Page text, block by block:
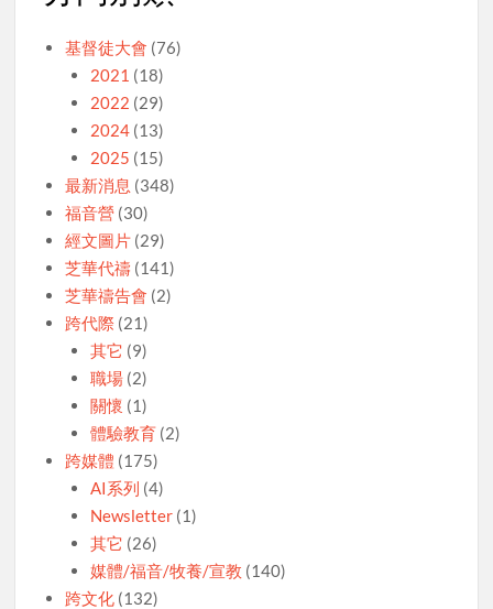
基督徒大會 (76)
2021 (18)
2022 (29)
2024(13)
2025 (15)
最新消息 (348)
福音營 (30)
經文圖片 (29)
芝華代禱 (141)
芝華禱告會 (2)
跨代際 (21)
其它 (9)
職場(2)
關懷 (1)
體驗教育(2)
跨媒體 (175)
AI系列 (4)
Newsletter(1)
其它 (26)
媒體/福音/牧養/宣教 (140)
跨文化 (132)